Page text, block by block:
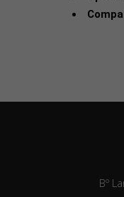
Bº